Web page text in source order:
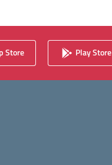
Store Play Store